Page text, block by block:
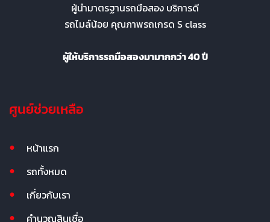
ผู้นำมาตรฐานรถมือสอง บริการดี
รถไมล์น้อย คุณภาพรถเกรด S class
ผู้ให้บริการรถมือสองมามากกว่า 40 ปี
ศูนย์ช่วยเหลือ
หน้าแรก
รถทั้งหมด
เกี่ยวกับเรา
คำนวณสินเชื่อ